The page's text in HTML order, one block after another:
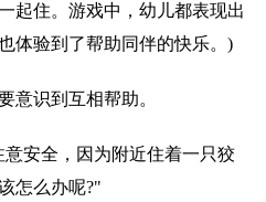
起住。游戏中，幼儿都表现出
体验到了帮助同伴的快乐。)
识到互相帮助。
安全，因为附近住着一只狡
怎么办呢?"